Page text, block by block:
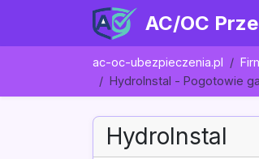
AC/OC
ac-oc-ubezpieczenia.pl
HydroInstal - Pogotowie
HydroInstal